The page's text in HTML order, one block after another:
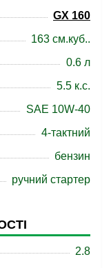
GX 160
163 см.куб..
0.6 л
5.5 к.с.
SAE 10W-40
4-тактний
бензин
ручний стартер
2.8